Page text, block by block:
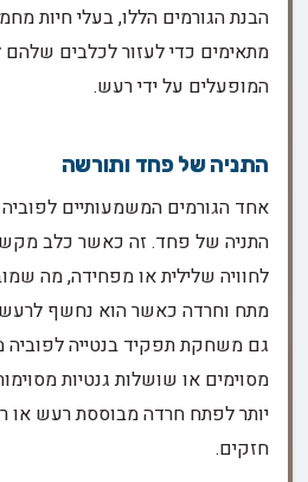
הבנת הגורמים הללו, בעלי חיות
מתאימים כדי לעזור לכלבים
המופעלים על ידי רעש.
התניה של פחד ותורשה
אחד הגורמים המשמעותיים
התניה של פחד. זה כאשר כלב
לחוויה שלילית או מפחידה, מה
מתח וחרדה כאשר הוא נחשף
גם משחקת תפקיד בנטייה לפוביה
מסוימים או שושלות גנטיות
יותר לפתח חרדה מבוססת רעש או
חזקים.